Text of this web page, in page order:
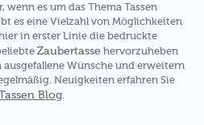
wenn es um das Thema Tassen
es eine Vielzahl von Möglichkeiten
in erster Linie die bedruckte
Zaubertasse hervorzuheben
Wünsche und erweitern
Neuigkeiten erfahren Sie
Blog.